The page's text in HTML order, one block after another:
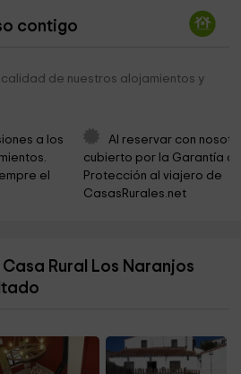
0,8 km
Rio Park
Del Rio Corbova 3,0 km
DEL EMBALSE
3,3 km
contigo
calidad de nuestros alojamientos y
a los
el
Al reservar con
cubierto por la Garantía
Protección al viajero de
CasasRurales.net
Rural Los Naranjos